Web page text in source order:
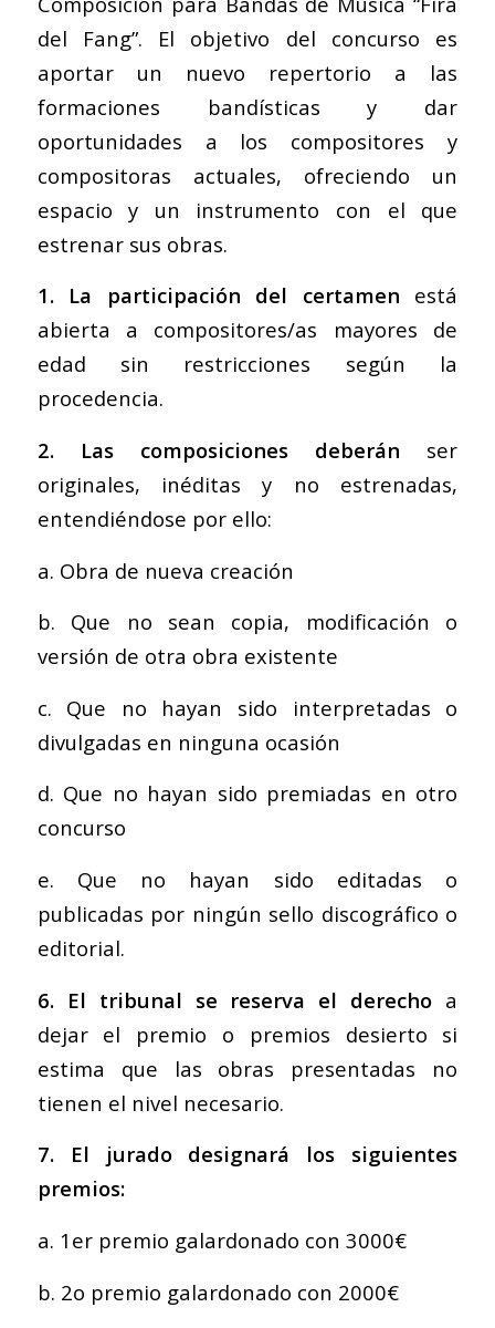
del Fang”. El objetivo del concurso es
aportar un nuevo repertorio a las
formaciones bandísticas y dar
oportunidades a los compositores y
compositoras actuales, ofreciendo un
espacio y un instrumento con el que
estrenar sus obras.
1. La participación del certamen está
abierta a compositores/as mayores de
edad sin restricciones según la
procedencia.
2. Las composiciones deberán ser
originales, inéditas y no estrenadas,
entendiéndose por ello:
a. Obra de nueva creación
b. Que no sean copia, modificación o
versión de otra obra existente
c. Que no hayan sido interpretadas o
divulgadas en ninguna ocasión
d. Que no hayan sido premiadas en otro
concurso
e. Que no hayan sido editadas o
publicadas por ningún sello discográfico o
editorial.
6. El tribunal se reserva el derecho a
dejar el premio o premios desierto si
estima que las obras presentadas no
tienen el nivel necesario.
7. El jurado designará los siguientes
premios:
a. 1er premio galardonado con 3000€
b. 2o premio galardonado con 2000€